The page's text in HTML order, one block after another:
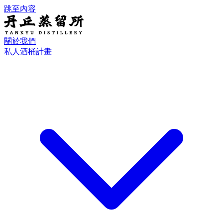
跳至內容
關於我們
私人酒桶計畫